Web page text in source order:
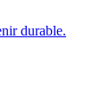
durable.